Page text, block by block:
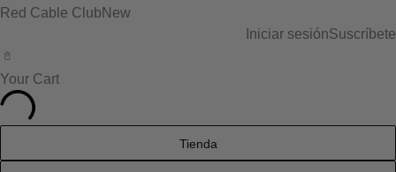
Red Cable Club New
Iniciar sesiónSuscríbete
Your Cart
Tienda